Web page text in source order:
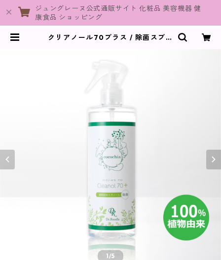
ジュングレーヌ公式通販サイト 化粧品 美容機器 健
康食品 ショッピング
クリアノール70プラス / 除菌スプレ
1/5